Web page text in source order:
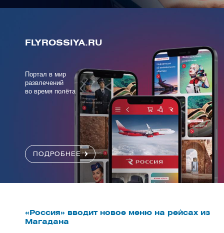
FLYROSSIYA.RU
Портал в мир
развлечений
во время полёта
ПОДРОБНЕЕ
«Россия» вводит новое меню на рейсах из
Магадана